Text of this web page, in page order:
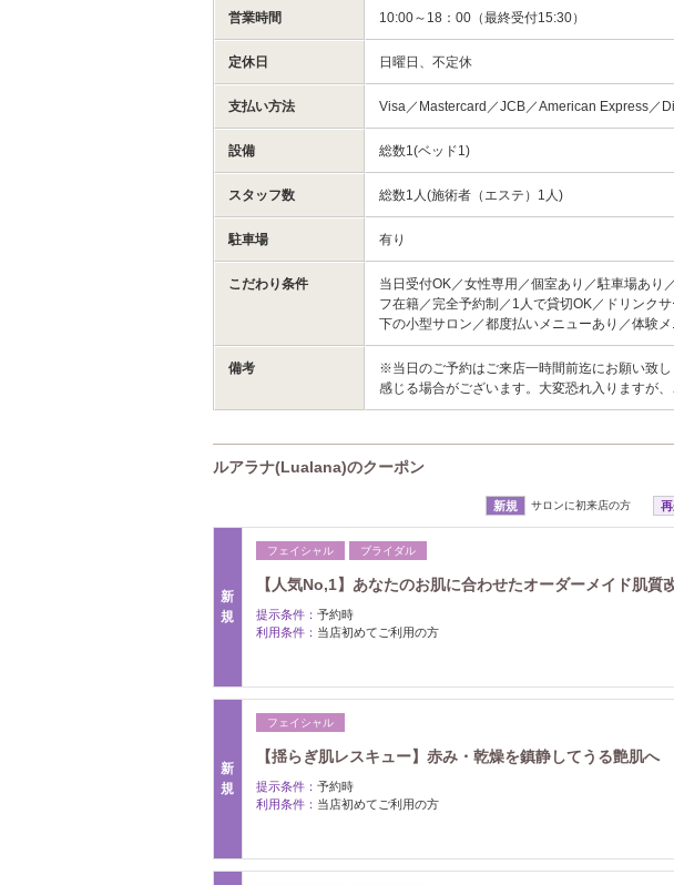
営業時間 10:00～18：00（最終受付15:30）
定休日 日曜日、不定休
支払い方法 Visa／Mastercard／JCB／American Express／
設備 総数1(ベッド1)
スタッフ数 総数1人(施術者（エステ）1人)
駐車場 有り
こだわり条件
当日受付OK／女性専用／個室あり／駐車場あり
フ在籍／完全予約制／1人で貸切OK／ドリンク
下の小型サロン／都度払いメニューあり／体験
備考
※当日のご予約はご来店一時間前迄にお願い致
感じる場合がございます。大変恐れ入りますが
ルアラナ(Lualana)のクーポン
新規 サロンに初来店の方
新
規
フェイシャル ブライダル
【人気No,1】あなたのお肌に合わせたオーダーメイド肌
提示条件： 予約時
利用条件： 当店初めてご利用の方
新
規
フェイシャル
【揺らぎ肌レスキュー】赤み・乾燥を鎮静してうる艶肌
提示条件： 予約時
利用条件： 当店初めてご利用の方